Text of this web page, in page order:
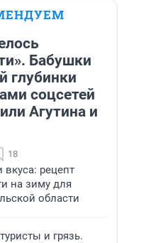
Бабушки
глубинки
соцсетей
Агутина и
18
рецепт
на зиму для
области
и грязь.